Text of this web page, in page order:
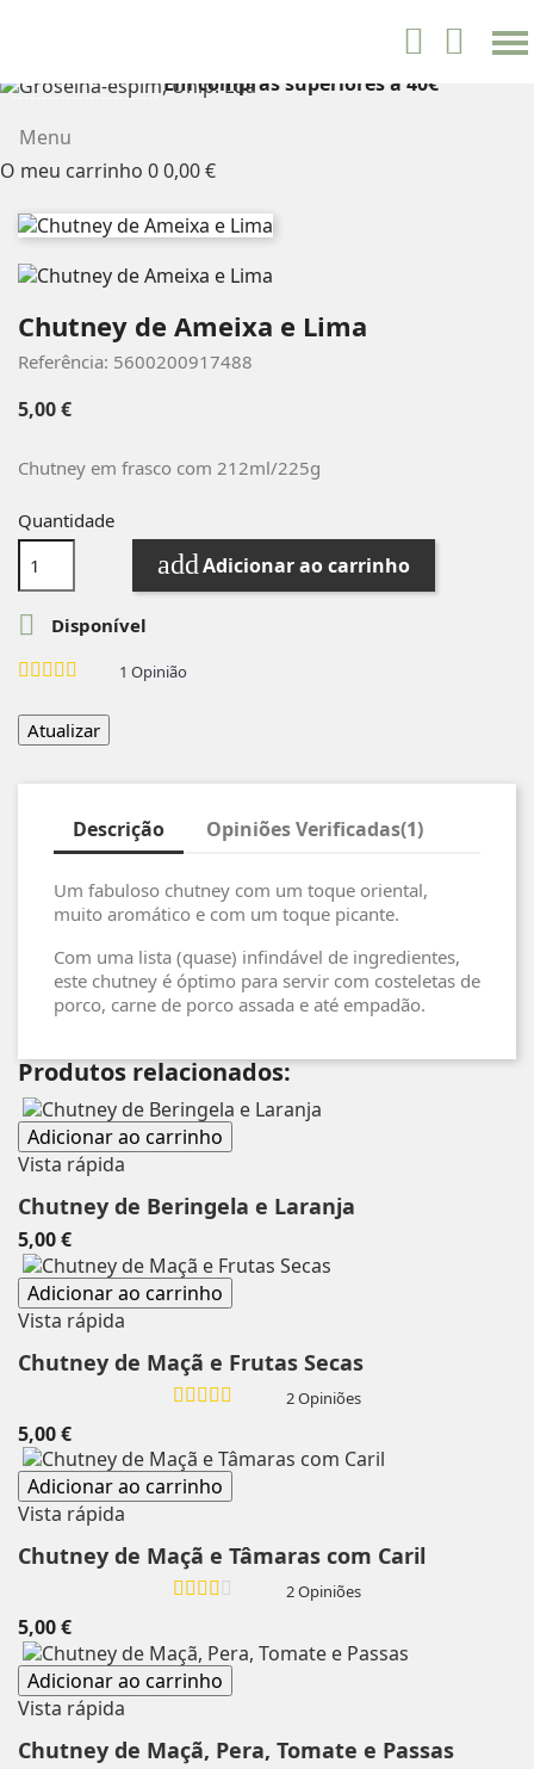
PORTES GRÁTIS Em compras superiores a 40€
Menu
O meu carrinho 00,00 €
Chutney de Ameixa e Lima
Referência: 5600200917488
5,00 €
Chutney em frasco com 212ml/225g
Quantidade
add Adicionar ao carrinho
 Disponível
1 Opinião
Descrição Opiniões Verificadas(1)
Um fabuloso chutney com um toque oriental,
muito aromático e com um toque picante.
Com uma lista (quase) infindável de ingredientes,
este chutney é óptimo para servir com costeletas de
porco, carne de porco assada e até empadão.
Produtos relacionados:
Adicionar ao carrinho
Vista rápida
Chutney de Beringela e Laranja
5,00 €
Adicionar ao carrinho
Vista rápida
Chutney de Maçã e Frutas Secas
2 Opiniões
5,00 €
Adicionar ao carrinho
Vista rápida
Chutney de Maçã e Tâmaras com Caril
2 Opiniões
5,00 €
Adicionar ao carrinho
Vista rápida
Chutney de Maçã, Pera, Tomate e Passas
 